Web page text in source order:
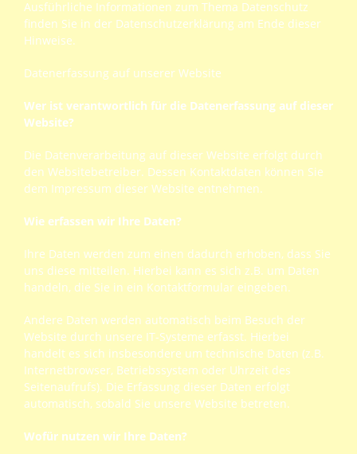
Ausführliche Informationen zum Thema Datenschutz
finden Sie in der Datenschutzerklärung am Ende dieser
Hinweise.
Datenerfassung auf unserer Website
Wer ist verantwortlich für die Datenerfassung auf dieser
Website?
Die Datenverarbeitung auf dieser Website erfolgt durch
den Websitebetreiber. Dessen Kontaktdaten können Sie
dem Impressum dieser Website entnehmen.
Wie erfassen wir Ihre Daten?
Ihre Daten werden zum einen dadurch erhoben, dass Sie
uns diese mitteilen. Hierbei kann es sich z.B. um Daten
handeln, die Sie in ein Kontaktformular eingeben.
Andere Daten werden automatisch beim Besuch der
Website durch unsere IT-Systeme erfasst. Hierbei
handelt es sich insbesondere um technische Daten (z.B.
Internetbrowser, Betriebssystem oder Uhrzeit des
Seitenaufrufs). Die Erfassung dieser Daten erfolgt
automatisch, sobald Sie unsere Website betreten.
Wofür nutzen wir Ihre Daten?